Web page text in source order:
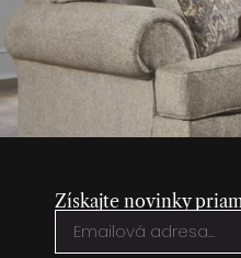
Získajte novinky